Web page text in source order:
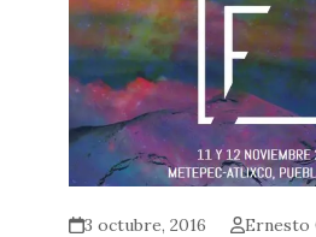
3 octubre, 2016
Ernesto